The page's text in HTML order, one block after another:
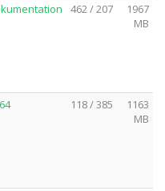
462 / 207
1967
MB
118 / 385
1163
MB